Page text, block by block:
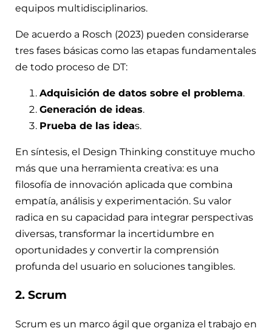
equipos multidisciplinarios.
De acuerdo a Rosch (2023) pueden considerarse
tres fases básicas como las etapas fundamentales
de todo proceso de DT:
Adquisición de datos sobre el problema.
Generación de ideas.
Prueba de las ideas.
En síntesis, el Design Thinking constituye mucho
más que una herramienta creativa: es una
filosofía de innovación aplicada que combina
empatía, análisis y experimentación. Su valor
radica en su capacidad para integrar perspectivas
diversas, transformar la incertidumbre en
oportunidades y convertir la comprensión
profunda del usuario en soluciones tangibles.
2. Scrum
Scrum es un marco ágil que organiza el trabajo en